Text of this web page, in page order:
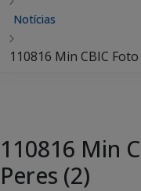
Notícias
110816 Min CBIC
110816 Min
Peres (2)